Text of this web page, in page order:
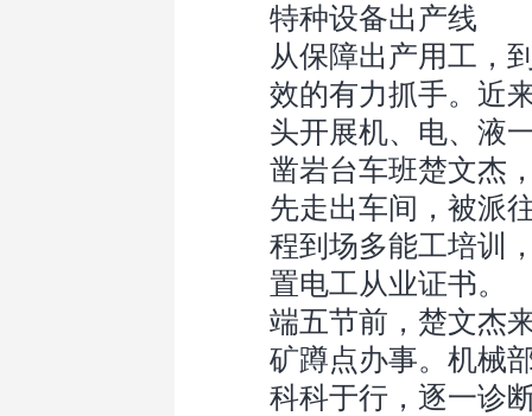
特种设备出产线
从保障出产用工，
效的有力抓手。近
头开展机、电、液
凿岩台车班楚文杰
先走出车间，被派
程到场多能工培训
置电工从业证书。
端五节前，楚文杰
矿蹲点办事。机械
科科于行，逐一诊